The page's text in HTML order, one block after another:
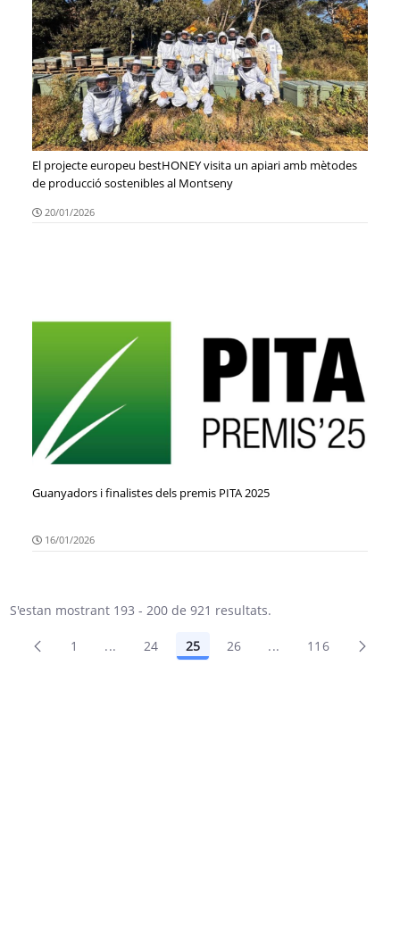
El projecte europeu bestHONEY visita un apiari amb mètodes
de producció sostenibles al Montseny
20/01/2026
Guanyadors i finalistes dels premis PITA 2025
16/01/2026
S'estan mostrant 193 - 200 de 921 resultats.
1 ...Pàgines intermèdies Utilitzeu TAB per
24 25 26 ...Pàgines
116